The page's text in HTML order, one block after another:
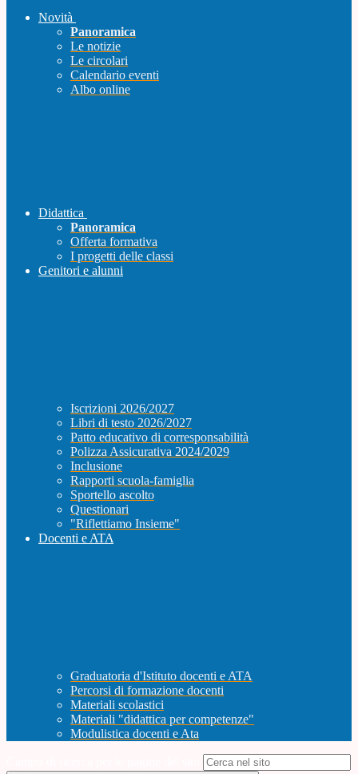
Novità
Panoramica
Le notizie
Le circolari
Calendario eventi
Albo online
Didattica
Panoramica
Offerta formativa
I progetti delle classi
Genitori e alunni
Iscrizioni 2026/2027
Libri di testo 2026/2027
Patto educativo di corresponsabilità
Polizza Assicurativa 2024/2029
Inclusione
Rapporti scuola-famiglia
Sportello ascolto
Questionari
"Riflettiamo Insieme"
Docenti e ATA
Graduatoria d'Istituto docenti e ATA
Percorsi di formazione docenti
Materiali scolastici
Materiali "didattica per competenze"
Modulistica docenti e Ata